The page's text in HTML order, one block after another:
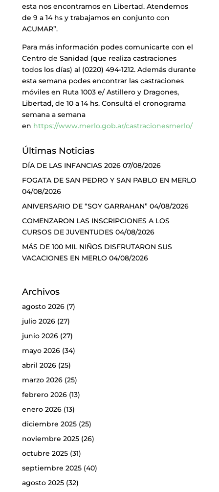
esta nos encontramos en Libertad. Atendemos
de 9 a 14 hs y trabajamos en conjunto con
ACUMAR”.
Para más información podes comunicarte con el
Centro de Sanidad (que realiza castraciones
todos los días) al (0220) 494-1212. Además durante
esta semana podes encontrar las castraciones
móviles en Ruta 1003 e/ Astillero y Dragones,
Libertad, de 10 a 14 hs. Consultá el cronograma
semana a semana
en https://www.merlo.gob.ar/castracionesmerlo/
Últimas Noticias
DÍA DE LAS INFANCIAS 2026 07/08/2026
FOGATA DE SAN PEDRO Y SAN PABLO EN MERLO
04/08/2026
ANIVERSARIO DE “SOY GARRAHAN” 04/08/2026
COMENZARON LAS INSCRIPCIONES A LOS
CURSOS DE JUVENTUDES 04/08/2026
MÁS DE 100 MIL NIÑOS DISFRUTARON SUS
VACACIONES EN MERLO 04/08/2026
Archivos
agosto 2026(7)
julio 2026(27)
junio 2026(27)
mayo 2026(34)
abril 2026(25)
marzo 2026(25)
febrero 2026(13)
enero 2026(13)
diciembre 2025(25)
noviembre 2025(26)
octubre 2025(31)
septiembre 2025(40)
agosto 2025(32)